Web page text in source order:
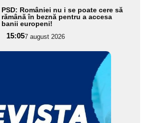
PSD: României nu i se poate cere să
rămână în beznă pentru a accesa
banii europeni!
15:057 august 2026